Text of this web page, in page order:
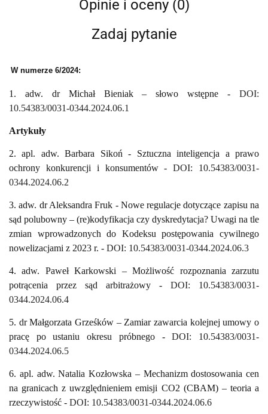
Opinie i oceny (0)
Zadaj pytanie
W numerze 6/2024:
1. adw. dr Michał Bieniak – słowo wstępne - DOI:
10.54383/0031-0344.2024.06.1
Artykuły
2. apl. adw. Barbara Sikoń - Sztuczna inteligencja a prawo
ochrony konkurencji i konsumentów -DOI: 10.54383/0031-
0344.2024.06.2
3. adw. dr Aleksandra Fruk - Nowe regulacje dotyczące zapisu na
sąd polubowny – (re)kodyfikacja czy dyskredytacja? Uwagi na tle
zmian wprowadzonych do Kodeksu postępowania cywilnego
nowelizacjami z 2023 r. - DOI: 10.54383/0031-0344.2024.06.3
4. adw. Paweł Karkowski – Możliwość rozpoznania zarzutu
potrącenia przez sąd arbitrażowy - DOI: 10.54383/0031-
0344.2024.06.4
5. dr Małgorzata Grześków – Zamiar zawarcia kolejnej umowy o
pracę po ustaniu okresu próbnego -DOI: 10.54383/0031-
0344.2024.06.5
6. apl. adw. Natalia Kozłowska – Mechanizm dostosowania cen
na granicach z uwzględnieniem emisji CO2 (CBAM) – teoria a
rzeczywistość - DOI: 10.54383/0031-0344.2024.06.6